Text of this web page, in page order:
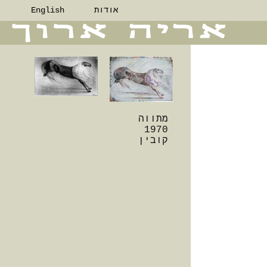
אודות English
מתווה
1970
קובין